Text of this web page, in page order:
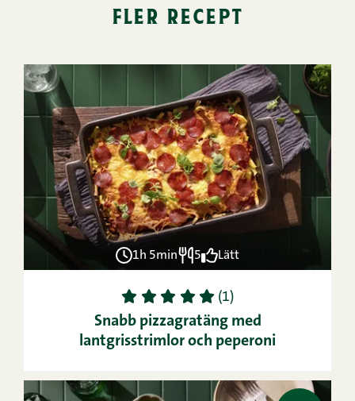
fler recept
1h 5min 5 Lätt
1 2 3 4 5 (1)
Snabb pizzagratäng med
lantgrisstrimlor och peperoni